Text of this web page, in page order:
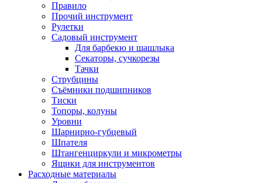
Правило
Прочий инструмент
Рулетки
Садовый инструмент
Для барбекю и шашлыка
Секаторы, сучкорезы
Тачки
Струбцины
Съёмники подшипников
Тиски
Топоры, колуны
Уровни
Шарнирно-губцевый
Шпателя
Штангенциркули и микрометры
Ящики для инструментов
Расходные материалы